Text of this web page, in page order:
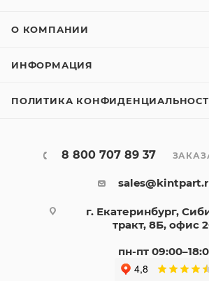
О КОМПАНИИ
ИНФОРМАЦИЯ
ПОЛИТИКА
8 800 707 89 37
г. Екатеринбург,
тракт, 8Б, офис
пн-пт